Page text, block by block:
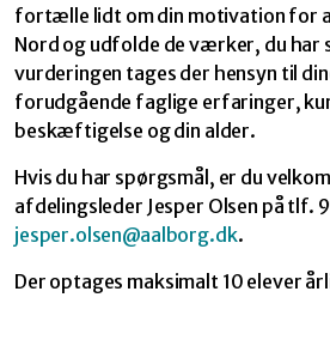
fortælle lidt om din motivation for
Nord og udfolde de værker, du har
vurderingen tages der hensyn til
forudgående faglige erfaringer,
beskæftigelse og din alder.
Hvis du har spørgsmål, er du
afdelingsleder Jesper Olsen på tlf.
jesper.olsen@aalborg.dk.
Der optages maksimalt 10 elever